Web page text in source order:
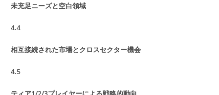
未充足ニーズと空白領域
4.4
相互接続された市場とクロスセクター機会
4.5